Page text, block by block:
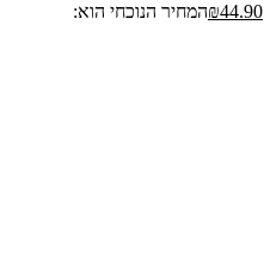
₪44.90
המחיר הנוכחי הוא: